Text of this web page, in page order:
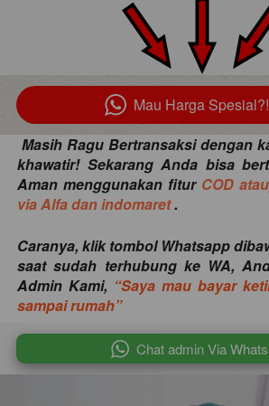
`
Mau Harga
Masih Ragu Bertransaksi dengan
khawatir! Sekarang Anda bisa
Aman menggunakan fitur COD
via Alfa dan indomaret .
Caranya, klik tombol Whatsapp
saat sudah terhubung ke WA,
Admin Kami, “Saya mau bayar
sampai rumah”
` Chat admin Via